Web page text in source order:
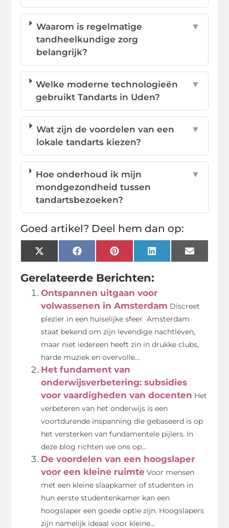
Waarom is regelmatige
tandheelkundige zorg
belangrijk?
▼
Welke moderne technologieën
gebruikt Tandarts in Uden?
▼
Wat zijn de voordelen van een
lokale tandarts kiezen?
▼
Hoe onderhoud ik mijn
mondgezondheid tussen
tandartsbezoeken?
▼
Goed artikel? Deel hem dan op:
X
(Twitter)
FacebookPinterestLinkedInEmail
Gerelateerde Berichten:
Ontspannen uitgaan voor
volwassenen in Amsterdam Discreet
plezier in een huiselijke sfeer Amsterdam
staat bekend om zijn levendige nachtleven,
maar niet iedereen heeft zin in drukke clubs,
harde muziek en overvolle...
Het fundament van
onderwijsverbetering: subsidies
voor vaardigheden van docenten Het
verbeteren van het onderwijs is een
voortdurende inspanning die gebaseerd is op
het versterken van fundamentele pijlers. In
deze blog richten we ons op...
De voordelen van een hoogslaper
voor een kleine ruimte Voor mensen
met een kleine slaapkamer of studenten in
hun eerste studentenkamer kan een
hoogslaper een goede optie zijn. Hoogslapers
zijn namelijk ideaal voor kleine...